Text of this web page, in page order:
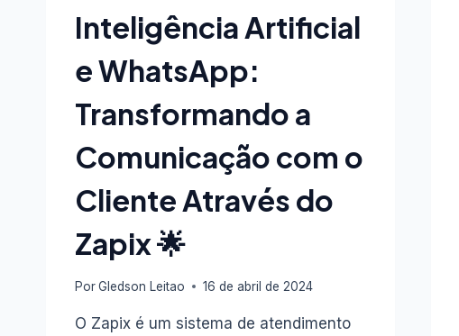
Inteligência Artificial
e WhatsApp:
Transformando a
Comunicação com o
Cliente Através do
Zapix 🌟
PorGledson Leitao 16 de abril de 2024
O Zapix é um sistema de atendimento